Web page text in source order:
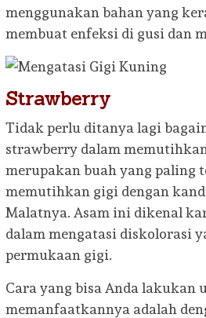
menggunakan bahan yang
membuat enfeksi di gusi dan
Strawberry
Tidak perlu ditanya lagi
strawberry dalam
merupakan buah yang paling
memutihkan gigi dengan
Malatnya. Asam ini dikenal
dalam mengatasi diskolorasi
permukaan gigi.
Cara yang bisa Anda lakukan
memanfaatkannya adalah